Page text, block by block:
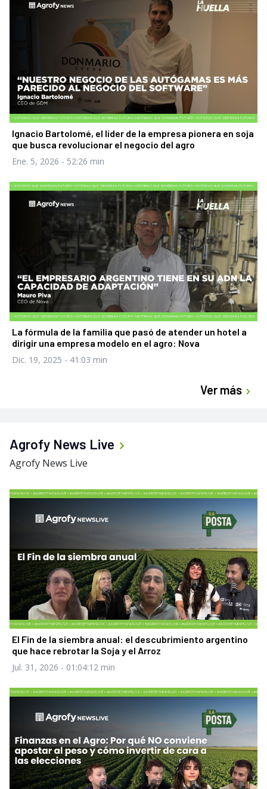
Ignacio Bartolomé, el líder de la empresa pionera en soja
que busca revolucionar el negocio del agro
Ene. 5, 2026 - 52:26 min
La fórmula de la familia que pasó de atender un hotel a
dirigir una empresa modelo en el agro: Nova
Dic. 19, 2025 - 41:03 min
Ver más
Agrofy News Live
Agrofy News Live
El Fin de la siembra anual: el descubrimiento argentino
que hace rebrotar la Soja y el Arroz
Jul. 31, 2026 - 01:04:12 min